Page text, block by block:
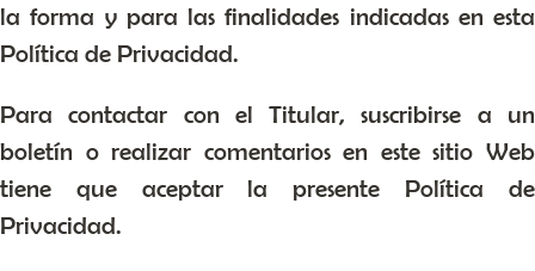
la forma y para las finalidades indicadas en esta
Política de Privacidad.
Para contactar con el Titular, suscribirse a un
boletín o realizar comentarios en este sitio Web
tiene que aceptar la presente Política de
Privacidad.